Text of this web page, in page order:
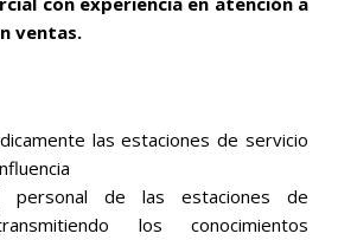
ventas.
las estaciones de servicio
personal de las estaciones de
los conocimientos